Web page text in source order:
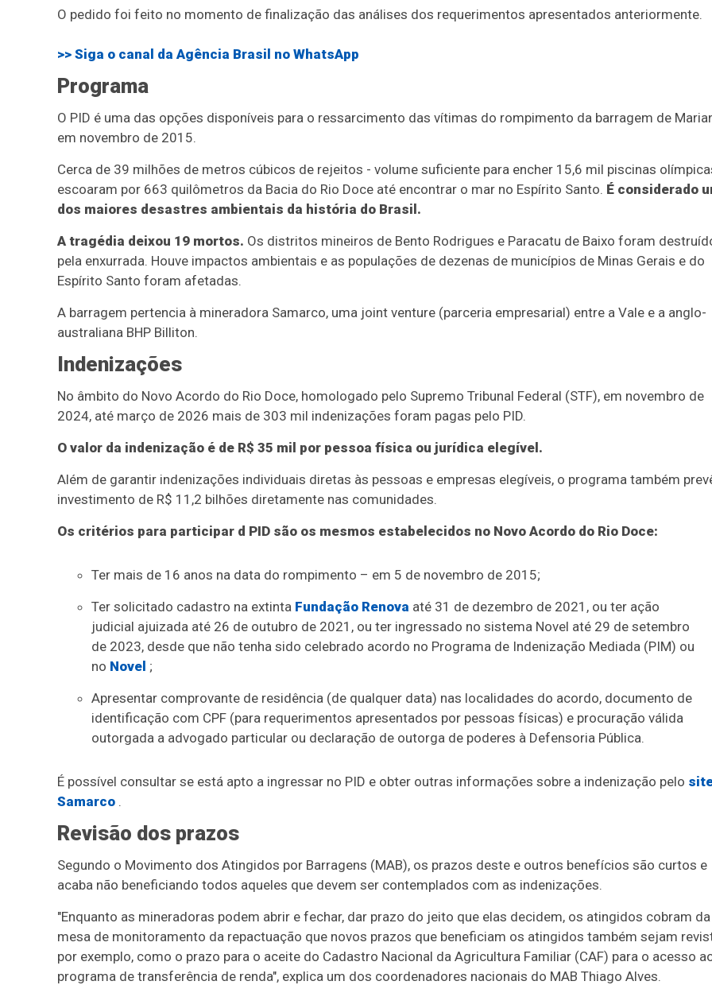
O pedido foi feito no momento de finalização das análises dos requerimentos apresentados anteriormente.
>> Siga o canal da Agência Brasil no WhatsApp
Programa
O PID é uma das opções disponíveis para o ressarcimento das vítimas do rompimento da barragem de
em novembro de 2015.
Cerca de 39 milhões de metros cúbicos de rejeitos - volume suficiente para encher 15,6 mil piscinas
escoaram por 663 quilômetros da Bacia do Rio Doce até encontrar o mar no Espírito Santo. É considerado
dos maiores desastres ambientais da história do Brasil.
A tragédia deixou 19 mortos. Os distritos mineiros de Bento Rodrigues e Paracatu de Baixo foram
pela enxurrada. Houve impactos ambientais e as populações de dezenas de municípios de Minas Gerais e do
Espírito Santo foram afetadas.
A barragem pertencia à mineradora Samarco, uma joint venture (parceria empresarial) entre a Vale e a anglo-
australiana BHP Billiton.
Indenizações
No âmbito do Novo Acordo do Rio Doce, homologado pelo Supremo Tribunal Federal (STF), em novembro de
2024, até março de 2026 mais de 303 mil indenizações foram pagas pelo PID.
O valor da indenização é de R$ 35 mil por pessoa física ou jurídica elegível.
Além de garantir indenizações individuais diretas às pessoas e empresas elegíveis, o programa também
investimento de R$ 11,2 bilhões diretamente nas comunidades.
Os critérios para participar d PID são os mesmos estabelecidos no Novo Acordo do Rio Doce:
Ter mais de 16 anos na data do rompimento – em 5 de novembro de 2015;
Ter solicitado cadastro na extinta Fundação Renova até 31 de dezembro de 2021, ou ter ação
judicial ajuizada até 26 de outubro de 2021, ou ter ingressado no sistema Novel até 29 de setembro
de 2023, desde que não tenha sido celebrado acordo no Programa de Indenização Mediada (PIM) ou
no Novel ;
Apresentar comprovante de residência (de qualquer data) nas localidades do acordo, documento de
identificação com CPF (para requerimentos apresentados por pessoas físicas) e procuração válida
outorgada a advogado particular ou declaração de outorga de poderes à Defensoria Pública.
É possível consultar se está apto a ingressar no PID e obter outras informações sobre a indenização pelo
Samarco .
Revisão dos prazos
Segundo o Movimento dos Atingidos por Barragens (MAB), os prazos deste e outros benefícios são curtos e
acaba não beneficiando todos aqueles que devem ser contemplados com as indenizações.
"Enquanto as mineradoras podem abrir e fechar, dar prazo do jeito que elas decidem, os atingidos cobram da
mesa de monitoramento da repactuação que novos prazos que beneficiam os atingidos também sejam
por exemplo, como o prazo para o aceite do Cadastro Nacional da Agricultura Familiar (CAF) para o acesso
programa de transferência de renda", explica um dos coordenadores nacionais do MAB Thiago Alves.